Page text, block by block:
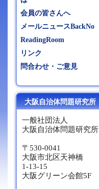
会員の皆さんへ
メールニュースBackNo
ReadingRoom
リンク
問合わせ・ご意見
大阪自治体問題研究所
一般社団法人
大阪自治体問題研究所
〒530-0041
大阪市北区天神橋
1-13-15
大阪グリーン会館5F